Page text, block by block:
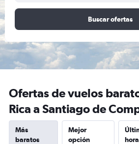
Buscar ofertas
Ofertas de vuelos
Rica a Santiago de
Más
baratos
Mejor
opción
hora